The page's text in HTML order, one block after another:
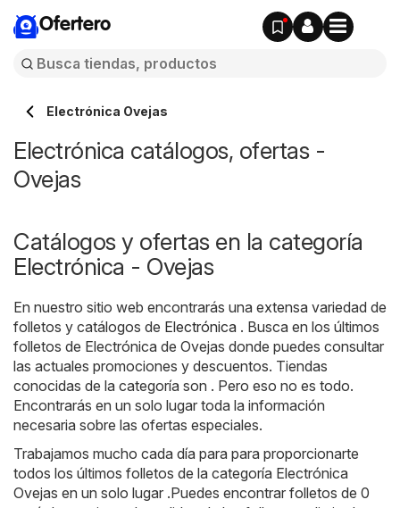
Ofertero
Electrónica Ovejas
Electrónica catálogos, ofertas -
Ovejas
Catálogos y ofertas en la categoría
Electrónica - Ovejas
En nuestro sitio web encontrarás una extensa variedad de
folletos y catálogos de Electrónica . Busca en los últimos
folletos de Electrónica de Ovejas donde puedes consultar
las actuales promociones y descuentos. Tiendas
conocidas de la categoría son . Pero eso no es todo.
Encontrarás en un solo lugar toda la información
necesaria sobre las ofertas especiales.
Trabajamos mucho cada día para para proporcionarte
todos los últimos folletos de la categoría Electrónica
Ovejas en un solo lugar .Puedes encontrar folletos de 0